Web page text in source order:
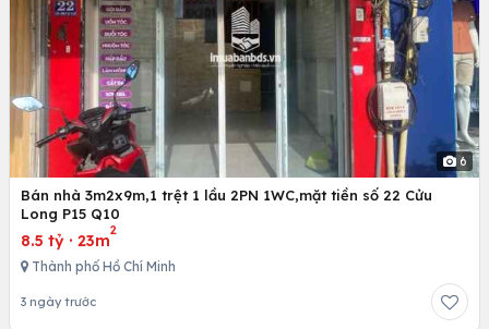
6
Bán nhà 3m2x9m,1 trệt 1 lầu 2PN 1WC,mặt tiền số 22 Cửu
Long P15 Q10
8.5 tỷ · 23m
2
Thành phố Hồ Chí Minh
3 ngày trước